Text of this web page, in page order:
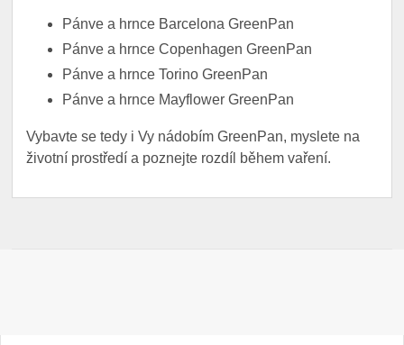
Pánve a hrnce Barcelona GreenPan
Pánve a hrnce Copenhagen GreenPan
Pánve a hrnce Torino GreenPan
Pánve a hrnce Mayflower GreenPan
Vybavte se tedy i Vy nádobím GreenPan, myslete na
životní prostředí a poznejte rozdíl během vaření.